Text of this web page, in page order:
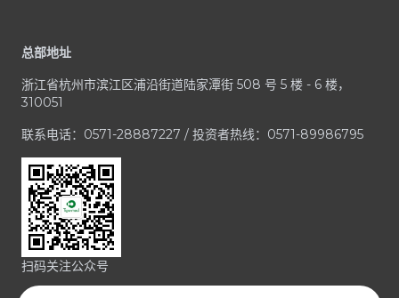
治疗领域
加入泰格医药
公司公告
招股文件
投资者联系方式
业务咨询 / RFP
媒体与投资者咨询
合规疑虑
总部地址
浙江省杭州市滨江区浦沿街道陆家潭街 508 号 5 楼 - 6 楼，
310051
联系电话：0571-28887227 / 投资者热线：0571-89986795
扫码关注公众号